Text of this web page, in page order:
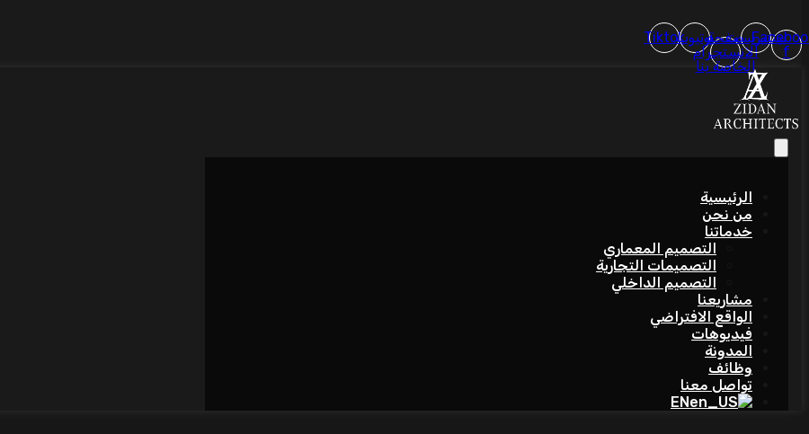
f
بينتيريستصفحة
الانستجرام
الخاصة بنا
يوتيوبTiktok
الرئيسية
من نحن
خدماتنا
التصميم المعماري
التصميمات التجارية
التصميم الداخلي
مشاريعنا
الواقع الافتراضي
فيديوهات
المدونة
وظائف
تواصل معنا
EN